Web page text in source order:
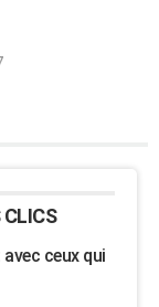
CLICS
ceux qui